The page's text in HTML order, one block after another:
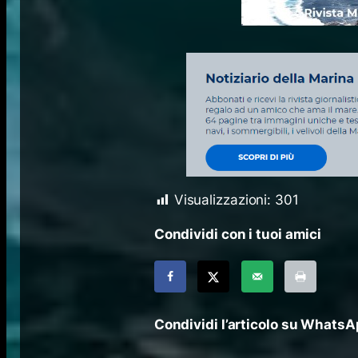
Visualizzazioni: 301
Condividi con i tuoi amici
Condividi l’articolo su